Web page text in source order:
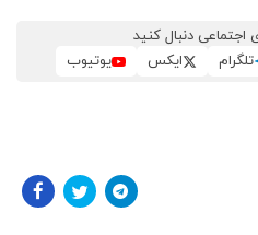
اجتماعی دنبال کنید
تلگرام ایکس یوتیوب